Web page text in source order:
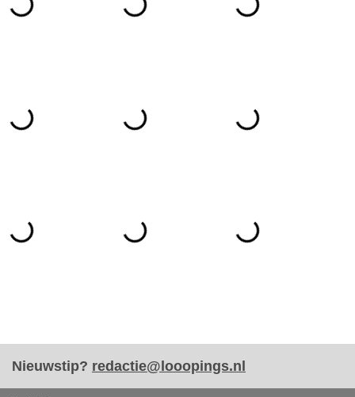
Nieuwstip? redactie@looopings.nl